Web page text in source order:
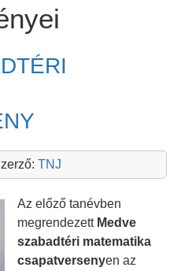
TNJ
Az előző tanévben
megrendezett Medve
szabadtéri matematika
csapatversenyen az